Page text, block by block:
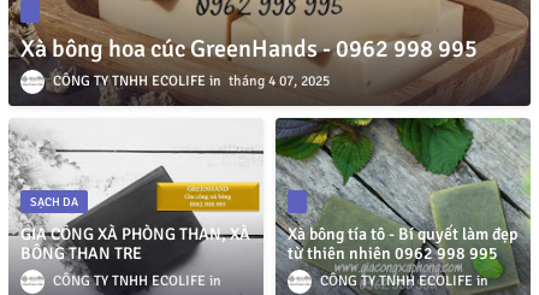
Xà bông hoa cúc GreenHands - 0962 998 995
CÔNG TY TNHH ECOLIFE tháng 4 07, 2025
SẠCH DA
GIA CÔNG XÀ PHÒNG THAN, XÀ
BÔNG THAN TRE
CÔNG TY TNHH ECOLIFE
Xà bông tía tô - Bí quyết làm đẹp
từ thiên nhiên 0962 998 995
CÔNG TY TNHH ECOLIFE